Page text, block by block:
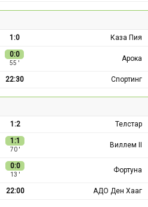
1:0 Каза Пия
0:0
55 ′
Арока
22:30 Спортинг
1:2 Телстар
1:1
70 ′
Виллем II
0:0
13 ′
Фортуна
22:00 АДО Ден Хааг